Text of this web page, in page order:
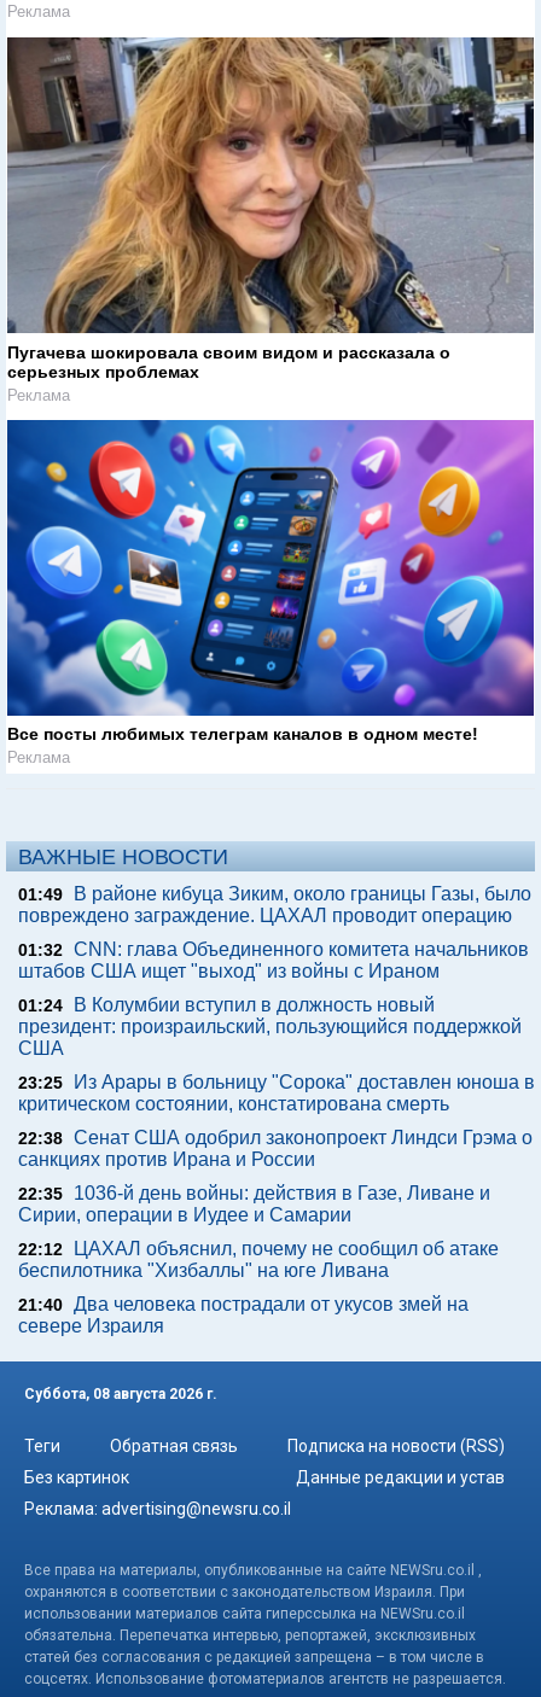
Реклама
Пугачева шокировала своим видом и рассказала о
серьезных проблемах
Реклама
Все посты любимых телеграм каналов в одном месте!
Реклама
ВАЖНЫЕ НОВОСТИ
01:49
В районе кибуца Зиким, около границы Газы, было
повреждено заграждение. ЦАХАЛ проводит операцию
01:32 CNN: глава Объединенного комитета начальников
штабов США ищет "выход" из войны с Ираном
01:24
В Колумбии вступил в должность новый
президент: произраильский, пользующийся поддержкой
США
23:25
Из Арары в больницу "Сорока" доставлен юноша в
критическом состоянии, констатирована смерть
22:38 Сенат США одобрил законопроект Линдси Грэма о
санкциях против Ирана и России
22:35
1036-й день войны: действия в Газе, Ливане и
Сирии, операции в Иудее и Самарии
22:12
ЦАХАЛ объяснил, почему не сообщил об атаке
беспилотника "Хизбаллы" на юге Ливана
21:40 Два человека пострадали от укусов змей на
севере Израиля
Суббота, 08 августа 2026 г.
Теги Обратная связь
Подписка на новости (RSS)
Без картинок
Данные редакции и устав
Реклама: advertising@newsru.co.il
Все права на материалы, опубликованные на сайте NEWSru.co.il ,
охраняются в соответствии с законодательством Израиля. При
использовании материалов сайта гиперссылка на NEWSru.co.il
обязательна. Перепечатка интервью, репортажей, эксклюзивных
статей без согласования с редакцией запрещена – в том числе в
соцсетях. Использование фотоматериалов агентств не разрешается.